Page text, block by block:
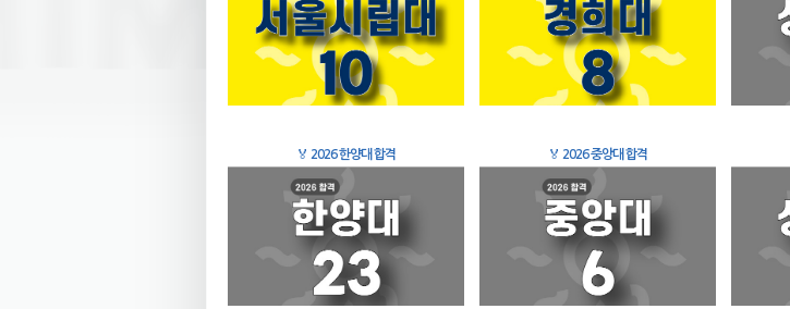
🏅 2026 한양대 합격 🏅 2026 중앙대 합격